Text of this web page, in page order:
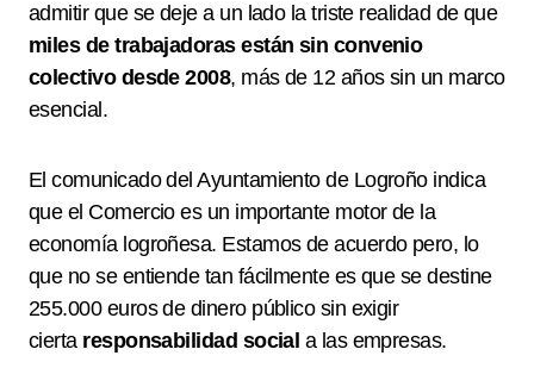
admitir que se deje a un lado la triste realidad de que
miles de trabajadoras están sin convenio
colectivo desde 2008, más de 12 años sin un marco
esencial.
El comunicado del Ayuntamiento de Logroño indica
que el Comercio es un importante motor de la
economía logroñesa. Estamos de acuerdo pero, lo
que no se entiende tan fácilmente es que se destine
255.000 euros de dinero público sin exigir
cierta responsabilidad social a las empresas.